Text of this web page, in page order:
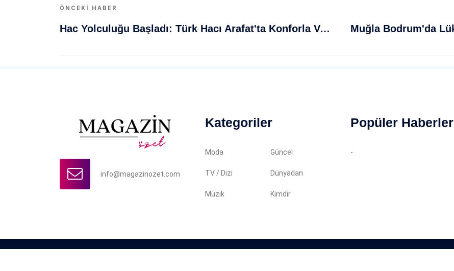
ÖNCEKI HABER
Hac Yolculuğu Başladı: Türk Hacı Arafat'ta Konforla Vakfe İbadeti Gerçekleştirdi
info@magazinozet.com
Kategoriler
Moda Güncel
TV / Dizi Dünyadan
Müzik Kimdir
Popüler Haberler
-